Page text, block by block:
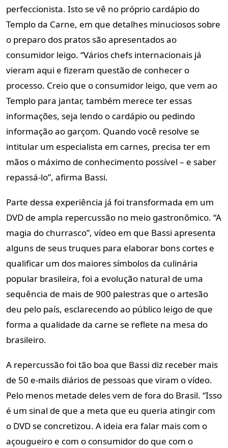
perfeccionista. Isto se vê no próprio cardápio do
Templo da Carne, em que detalhes minuciosos sobre
o preparo dos pratos são apresentados ao
consumidor leigo. “Vários chefs internacionais já
vieram aqui e fizeram questão de conhecer o
processo. Creio que o consumidor leigo, que vem ao
Templo para jantar, também merece ter essas
informações, seja lendo o cardápio ou pedindo
informação ao garçom. Quando você resolve se
intitular um especialista em carnes, precisa ter em
mãos o máximo de conhecimento possível – e saber
repassá-lo”, afirma Bassi.
Parte dessa experiência já foi transformada em um
DVD de ampla repercussão no meio gastronômico. “A
magia do churrasco”, vídeo em que Bassi apresenta
alguns de seus truques para elaborar bons cortes e
qualificar um dos maiores símbolos da culinária
popular brasileira, foi a evolução natural de uma
sequência de mais de 900 palestras que o artesão
deu pelo país, esclarecendo ao público leigo de que
forma a qualidade da carne se reflete na mesa do
brasileiro.
A repercussão foi tão boa que Bassi diz receber mais
de 50 e-mails diários de pessoas que viram o vídeo.
Pelo menos metade deles vem de fora do Brasil. “Isso
é um sinal de que a meta que eu queria atingir com
o DVD se concretizou. A ideia era falar mais com o
açougueiro e com o consumidor do que com o